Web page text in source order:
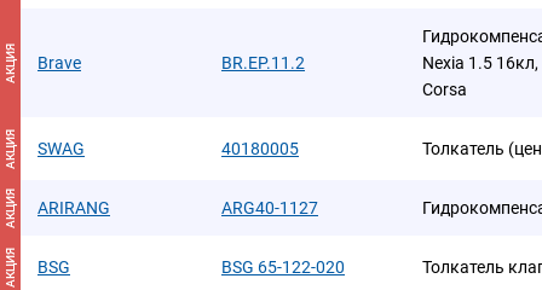
АКЦИЯ Brave BR.EP.11.2
Nexia 1.5
Corsa
АКЦИЯ SWAG 40180005 Толкатель
АКЦИЯ ARIRANG ARG40-1127
АКЦИЯ BSG BSG 65-122-020 Толкатель